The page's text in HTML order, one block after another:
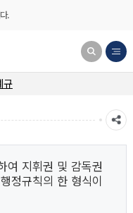
.
규
여 지휘권 및 감독권
정규칙의 한 형식이